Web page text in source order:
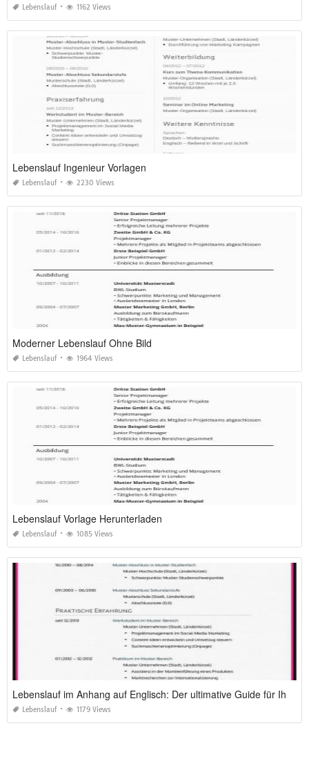
Lebenslauf 1162 Views
Lebenslauf Ingenieur Vorlagen
Lebenslauf 2230 Views
Moderner Lebenslauf Ohne Bild
Lebenslauf 1964 Views
Lebenslauf Vorlage Herunterladen
Lebenslauf 1085 Views
Lebenslauf 1179 Views